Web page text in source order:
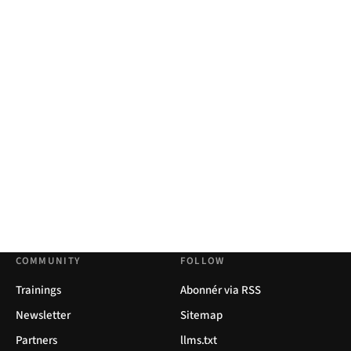
COMMUNITY
Trainings
Newsletter
Partners
FOLLOW
Abonnér via RSS
Sitemap
llms.txt